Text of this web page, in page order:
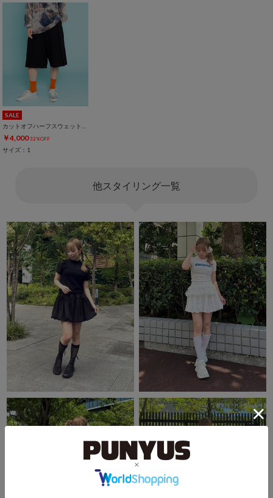
SALE
￥4,000 32%OFF
サイズ：1
他スタイリング一覧